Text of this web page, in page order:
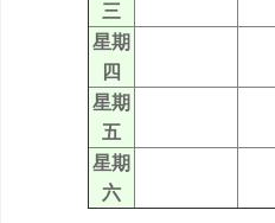
三
星期
四
星期
五
星期
六